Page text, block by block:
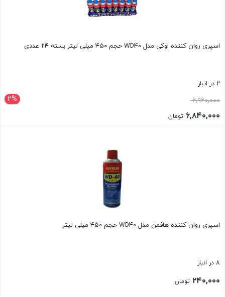
اسپری روان کننده اوکی مدل WD40 حجم ۴۵۰ میلی لیتر بسته ۲۴ عددی
2 در انبار
2% ۶,۹۶۰,۰۰۰قیمت
اصلی:۶,۸۴۰,۰۰۰ تومان
اسپری روان کننده هافمن مدل WD40 حجم ۴۵۰ میلی لیتر
8 در انبار
۲۴۰,۰۰۰ تومان